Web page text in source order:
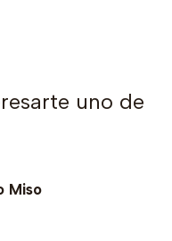
uno de
Miso